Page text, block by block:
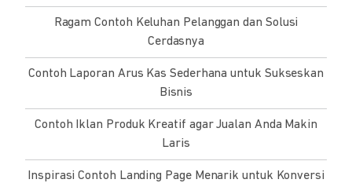
Ragam Contoh Keluhan Pelanggan dan Solusi
Cerdasnya
Contoh Laporan Arus Kas Sederhana untuk Sukseskan
Bisnis
Contoh Iklan Produk Kreatif agar Jualan Anda Makin
Laris
Inspirasi Contoh Landing Page Menarik untuk Konversi